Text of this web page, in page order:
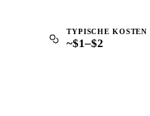
TYPISCHE KOSTEN
~$1–$2